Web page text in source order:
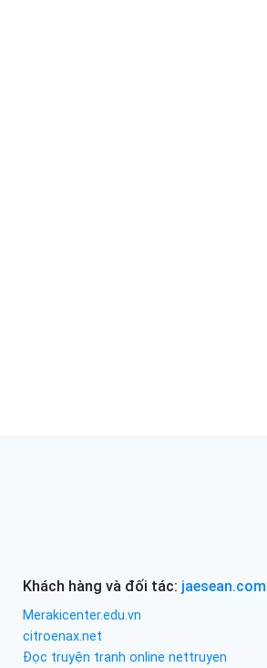
Khách hàng và đối tác: jaesean.com
Merakicenter.edu.vn
citroenax.net
Đọc truyện tranh online nettruyen